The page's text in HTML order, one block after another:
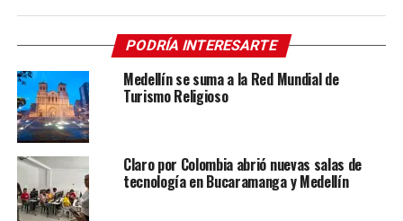
PODRÍA INTERESARTE
Medellín se suma a la Red Mundial de
Turismo Religioso
Claro por Colombia abrió nuevas salas de
tecnología en Bucaramanga y Medellín